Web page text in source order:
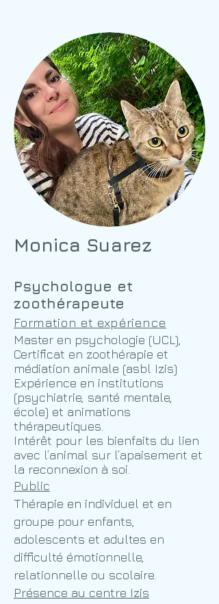
Monica Suarez
Psychologue et
zoothérapeute
Formation et expérience
Master en psychologie (UCL),
Certificat en zoothérapie et
médiation animale (asbl Izis)
Expérience en institutions
(psychiatrie, santé mentale,
école) et animations
thérapeutiques.
Intérêt pour les bienfaits du lien
avec l’animal sur l’apaisement et
la reconnexion à soi.
Public
Thérapie en individuel et en
groupe pour enfants,
adolescents et adultes en
difficulté émotionnelle,
relationnelle ou scolaire.
Présence au centre Izis